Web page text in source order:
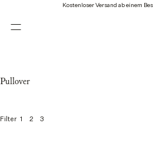
Kostenloser Versand ab einem
Pullover
1 2 3
Filter